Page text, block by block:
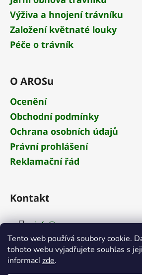
Tento web používá soubory cookie.
tohoto webu vyjadřujete souhlas s
informacízde.
Výživa a hnojení trávníku
Založení květnaté louky
Péče o trávník
O AROSu
Ocenění
Obchodní podmínky
Ochrana osobních údajů
Právní prohlášení
Reklamační řád
Kontakt
info@aros.cz
+420 284 681 652